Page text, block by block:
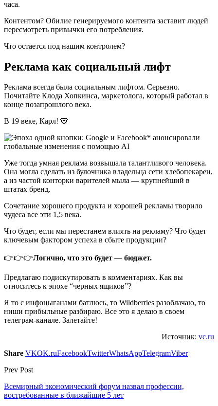
часа.
Контентом? Обилие генерируемого контента заставит людей
пересмотреть привычки его потребления.
Что остается под нашим контролем?
Реклама как социальный лифт
Реклама всегда была социальным лифтом. Серьезно.
Почитайте Клода Хопкинса, маркетолога, который работал в
конце позапрошлого века.
В 19 веке, Карл! 🙈
Уже тогда умная реклама возвышала талантливого человека.
Она могла сделать из булочника владельца сети хлебопекарен,
а из частой конторки варителей мыла — крупнейший в
штатах бренд.
Сочетание хорошего продукта и хорошей рекламы творило
чудеса все эти 1,5 века.
Что будет, если мы перестанем влиять на рекламу? Что будет
ключевым фактором успеха в сбыте продукции?
👉👉👉Логично, что это будет — бюджет.
Предлагаю подискутировать в комментариях. Как вы
относитесь к эпохе “черных ящиков”?
Я то с инфоцыганами батлюсь, то Wildberries разоблачаю, то
ниши прибыльные разбираю. Все это я делаю в своем
телеграм-канале. Залетайте!
Источник: vc.ru
Share VKOK.ruFacebookTwitterWhatsAppTelegramViber
Prev Post
Всемирный экономический форум назвал профессии,
востребованные в ближайшие 5 лет